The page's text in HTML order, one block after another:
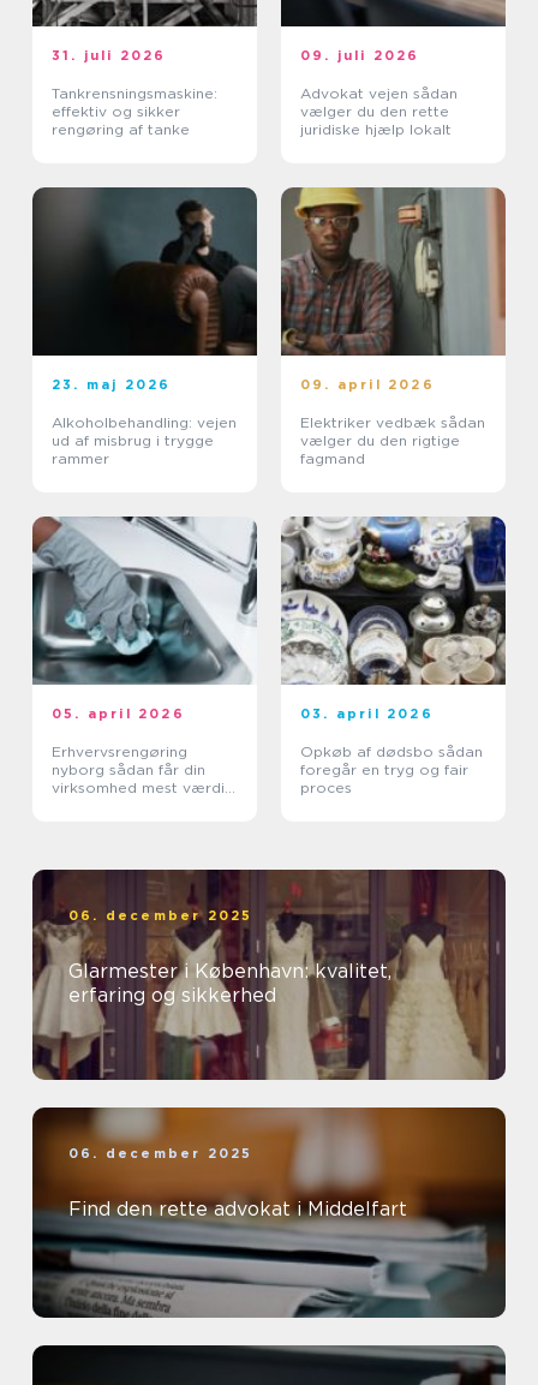
31. juli 2026
Tankrensningsmaskine:
effektiv og sikker
rengøring af tanke
09. juli 2026
Advokat vejen sådan
vælger du den rette
juridiske hjælp lokalt
23. maj 2026
Alkoholbehandling: vejen
ud af misbrug i trygge
rammer
09. april 2026
Elektriker vedbæk sådan
vælger du den rigtige
fagmand
05. april 2026
Erhvervsrengøring
nyborg sådan får din
virksomhed mest værdi
03. april 2026
Opkøb af dødsbo sådan
foregår en tryg og fair
proces
06. december 2025
Glarmester i København: kvalitet,
erfaring og sikkerhed
06. december 2025
Find den rette advokat i Middelfart